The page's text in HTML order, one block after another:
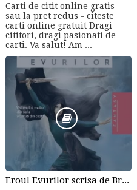
Carti de citit online gratis
sau la pret redus - citeste
carti online gratuit Dragi
cititori, dragi pasionati de
carti. Va salut! Am ...
Eroul Evurilor scrisa de Brandon Sanderson (Volumul 3)